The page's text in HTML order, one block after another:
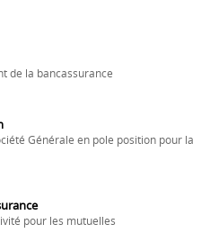
de la bancassurance
Générale en pole position pour la
pour les mutuelles